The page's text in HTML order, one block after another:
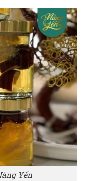
Yến